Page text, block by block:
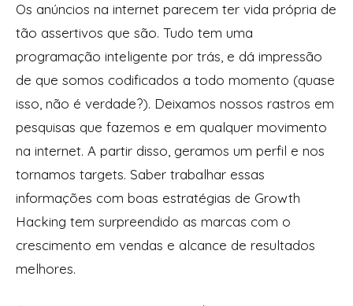
Os anúncios na internet parecem ter vida própria de
tão assertivos que são. Tudo tem uma
programação inteligente por trás, e dá impressão
de que somos codificados a todo momento (quase
isso, não é verdade?). Deixamos nossos rastros em
pesquisas que fazemos e em qualquer movimento
na internet. A partir disso, geramos um perfil e nos
tornamos targets. Saber trabalhar essas
informações com boas estratégias de Growth
Hacking tem surpreendido as marcas com o
crescimento em vendas e alcance de resultados
melhores.